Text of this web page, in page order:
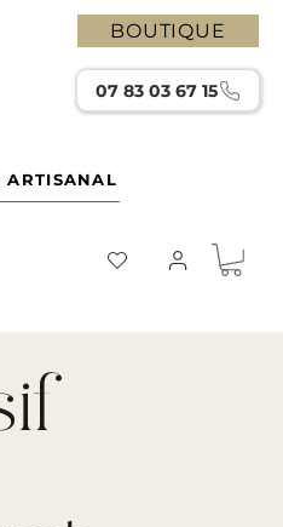
BOUTIQUE
07 83 03 67 15
ARTISANAL